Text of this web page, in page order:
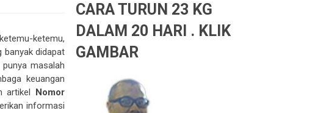
ketemu,
banyak didapat
masalah
keuangan
artikel Nomor
informasi
CARA TURUN 23 KG
DALAM 20 HARI . KLIK
GAMBAR